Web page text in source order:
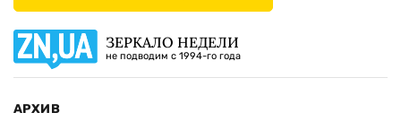
ЗЕРКАЛО НЕДЕЛИ
не подводим с 1994-го года
АРХИВ